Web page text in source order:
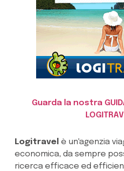
Guarda la nostra
Logitravel è un'agenzia
economica, da sempre
ricerca efficace ed